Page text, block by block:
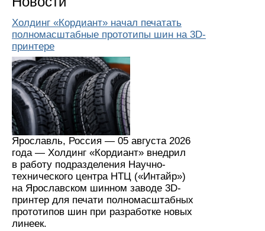
Холдинг «Кордиант» начал печатать
полномасштабные прототипы шин на 3D-
принтере
Ярославль, Россия — 05 августа 2026
года — Холдинг «Кордиант» внедрил
в работу подразделения Научно-
технического центра НТЦ («Интайр»)
на Ярославском шинном заводе 3D-
принтер для печати полномасштабных
прототипов шин при разработке новых
линеек.